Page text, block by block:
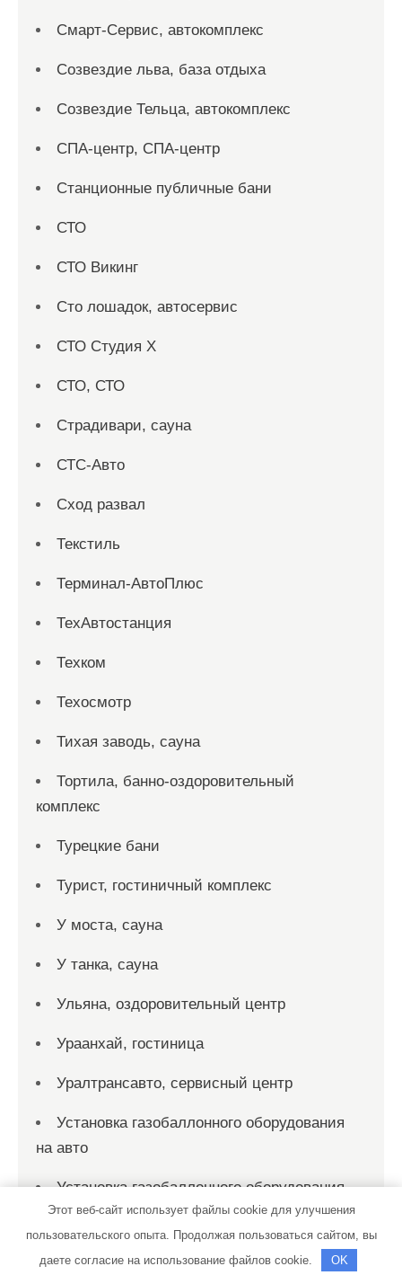
Смарт-Сервис, автокомплекс
Созвездие льва, база отдыха
Созвездие Тельца, автокомплекс
СПА-центр, СПА-центр
Станционные публичные бани
СТО
СТО Викинг
Сто лошадок, автосервис
СТО Студия Х
СТО, СТО
Страдивари, сауна
СТС-Авто
Сход развал
Текстиль
Терминал-АвтоПлюс
ТехАвтостанция
Техком
Техосмотр
Тихая заводь, сауна
Тортила, банно-оздоровительный
комплекс
Турецкие бани
Турист, гостиничный комплекс
У моста, сауна
У танка, сауна
Ульяна, оздоровительный центр
Ураанхай, гостиница
Уралтрансавто, сервисный центр
Установка газобаллонного оборудования
на авто
Установка газобаллонного оборудования
на авто
Этот веб-сайт использует файлы cookie для улучшения
пользовательского опыта. Продолжая пользоваться сайтом, вы
даете согласие на использование файлов cookie.
OK